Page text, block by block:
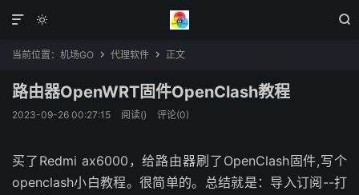



当前位置： 机场GO  代理软件  正文
路由器OpenWRT固件OpenClash教程
2023-09-26 00:27:15 阅读() 评论(0)
买了Redmi ax6000，给路由器刷了OpenClash固件,写个
openclash小白教程。很简单的。总结就是：导入订阅--打